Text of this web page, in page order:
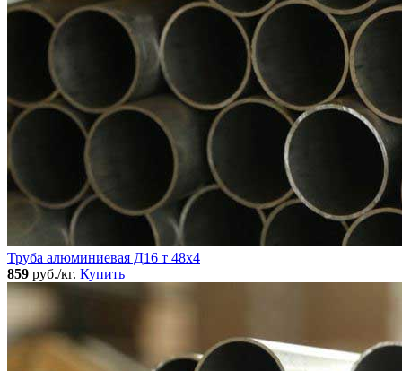
Труба алюминиевая Д16 т 48х4
859 руб./кг. Купить